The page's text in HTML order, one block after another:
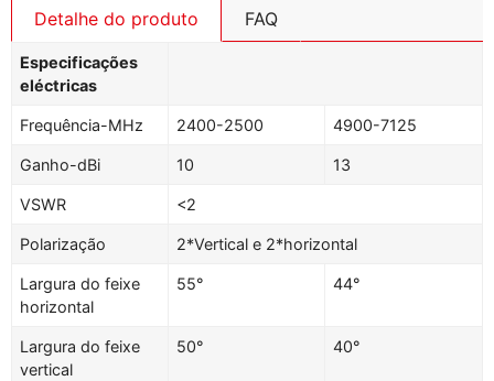
Detalhe do produto FAQ
Especificações
eléctricas
Frequência-MHz 2400-2500 4900-7125
Ganho-dBi 10 13
VSWR <2
Polarização 2*Vertical e 2*horizontal
Largura do feixe
horizontal
55° 44°
Largura do feixe
vertical
50° 40°